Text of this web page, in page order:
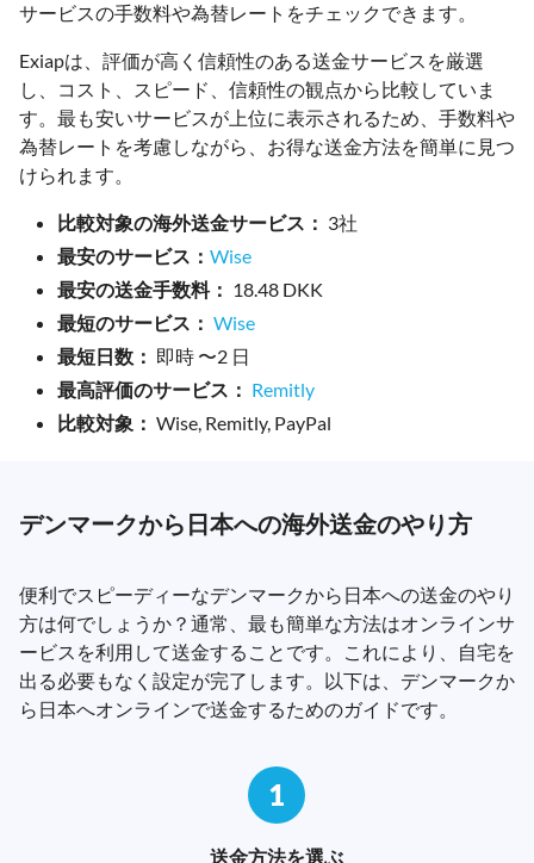
サービスの手数料や為替レートをチェックできます。
Exiapは、評価が高く信頼性のある送金サービスを厳選
し、コスト、スピード、信頼性の観点から比較していま
す。最も安いサービスが上位に表示されるため、手数料や
為替レートを考慮しながら、お得な送金方法を簡単に見つ
けられます。
比較対象の海外送金サービス： 3社
最安のサービス： Wise
最安の送金手数料： 18.48 DKK
最短のサービス： Wise
最短日数： 即時 〜2 日
最高評価のサービス： Remitly
比較対象： Wise, Remitly, PayPal
デンマークから日本への海外送金のやり方
便利でスピーディーなデンマークから日本への送金のやり
方は何でしょうか？通常、最も簡単な方法はオンラインサ
ービスを利用して送金することです。これにより、自宅を
出る必要もなく設定が完了します。以下は、デンマークか
ら日本へオンラインで送金するためのガイドです。
1
送金方法を選ぶ